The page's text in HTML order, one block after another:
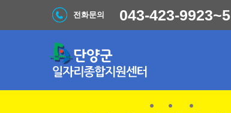
전화문의 043-423-9923~5